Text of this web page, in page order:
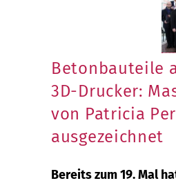
Betonbauteile
3D-Drucker:
von Patricia
ausgezeichnet
Bereits zum 19. Mal